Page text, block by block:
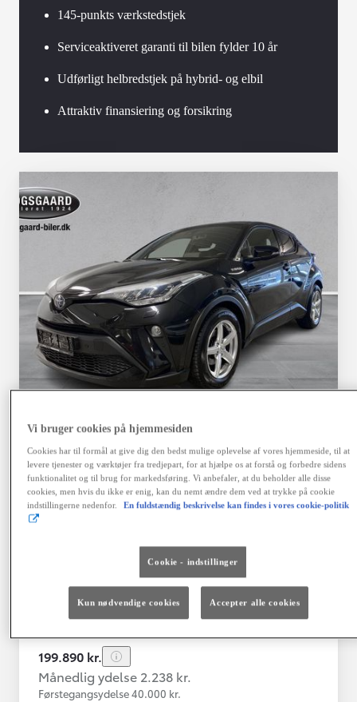
145-punkts værkstedstjek
Serviceaktiveret garanti til bilen fylder 10 år
Udførligt helbredstjek på hybrid- og elbil
Attraktiv finansiering og forsikring
Toyota C-HR
Toyota C-HR 1B SUV 5-dørs 1.8 hybrid (122 hk) aut. gear C-LUB -
Herlev
HYBRID
76.000 km
Hybrid Benzin
Geartype
Automatisk
gearkasse
Vis mere
199.890 kr.
Månedlig ydelse 2.238 kr.
Førstegangsydelse 40.000 kr.
Vi bruger cookies på hjemmesiden
Cookies har til formål at give dig den bedst mulige oplevelse af vores hjemmeside, til at
levere tjenester og værktøjer fra tredjepart, for at hjælpe os at forstå og forbedre sidens
funktionalitet og til brug for markedsføring. Vi anbefaler, at du beholder alle disse
cookies, men hvis du ikke er enig, kan du nemt ændre dem ved at trykke på cookie
indstillingerne nedenfor.
En fuldstændig beskrivelse kan findes i vores cookie-politik
Cookie - indstillinger
Kun nødvendige cookies Accepter alle cookies